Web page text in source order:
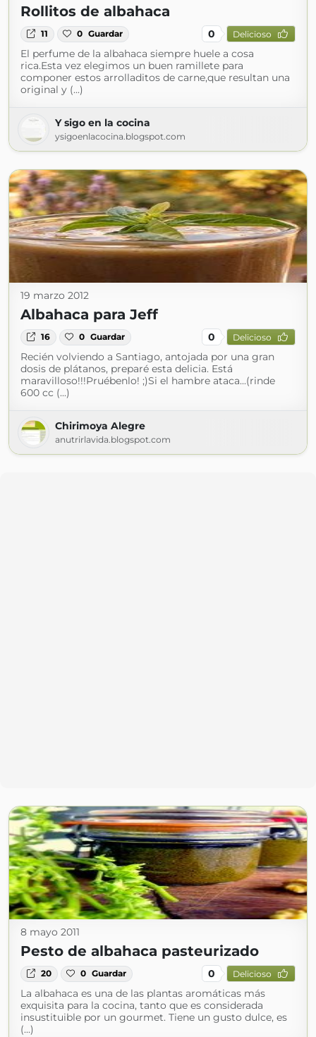
Rollitos de albahaca
11 0 Guardar 0 Delicioso
El perfume de la albahaca siempre huele a cosa
rica.Esta vez elegimos un buen ramillete para
componer estos arrolladitos de carne,que resultan una
original y (...)
Y sigo en la cocina
ysigoenlacocina.blogspot.com
19 marzo 2012
Albahaca para Jeff
16 0 Guardar 0 Delicioso
Recién volviendo a Santiago, antojada por una gran
dosis de plátanos, preparé esta delicia. Está
maravilloso!!!Pruébenlo! ;)Si el hambre ataca...(rinde
600 cc (...)
Chirimoya Alegre
anutrirlavida.blogspot.com
8 mayo 2011
Pesto de albahaca pasteurizado
20 0 Guardar 0 Delicioso
La albahaca es una de las plantas aromáticas más
exquisita para la cocina, tanto que es considerada
insustituible por un gourmet. Tiene un gusto dulce, es
(...)